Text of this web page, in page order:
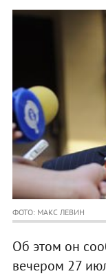
ФОТО: МАКС ЛЕВИН
Об этом он
вечером 27